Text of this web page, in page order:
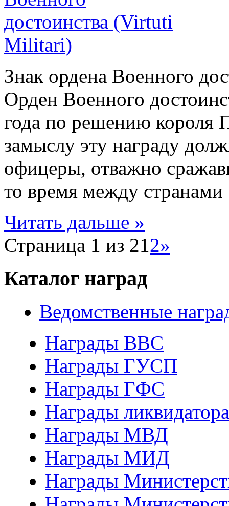
Знак ордена Военного
Орден Военного
года по решению короля
замыслу эту награду
офицеры, отважно
то время между странами
Читать дальше »
Страница 1 из 212»
Каталог наград
Ведомственные
Награды ВВС
Награды ГУСП
Награды ГФС
Награды
Награды МВД
Награды МИД
Награды